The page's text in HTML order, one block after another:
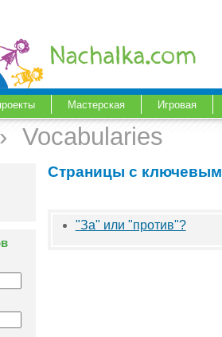
Мастерская Игровая
› Vocabularies
Страницы с
"За" или "против"?